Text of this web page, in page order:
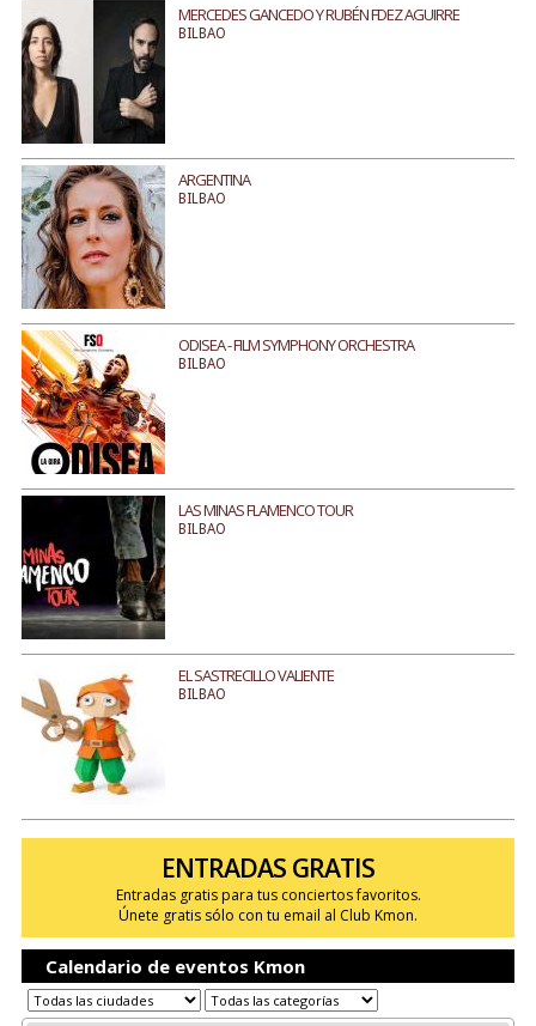
MERCEDES GANCEDO Y RUBÉN FDEZ AGUIRRE
BILBAO
ARGENTINA
BILBAO
ODISEA - FILM SYMPHONY ORCHESTRA
BILBAO
LAS MINAS FLAMENCO TOUR
BILBAO
EL SASTRECILLO VALIENTE
BILBAO
ENTRADAS GRATIS
Entradas gratis para tus conciertos favoritos.
Únete gratis sólo con tu email al Club Kmon.
Calendario de eventos Kmon